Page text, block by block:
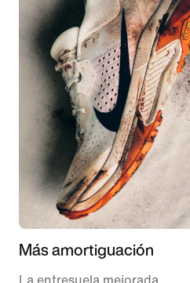
Más amortiguación
La entresuela mejorada